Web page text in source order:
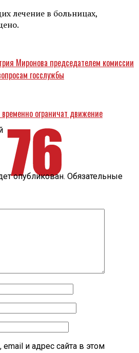
лечение в больницах,
Миронова председателем комиссии
госслужбы
ограничат движение
опубликован. Обязательные
и адрес сайта в этом